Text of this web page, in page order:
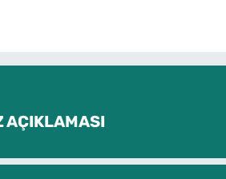
AÇIKLAMASI